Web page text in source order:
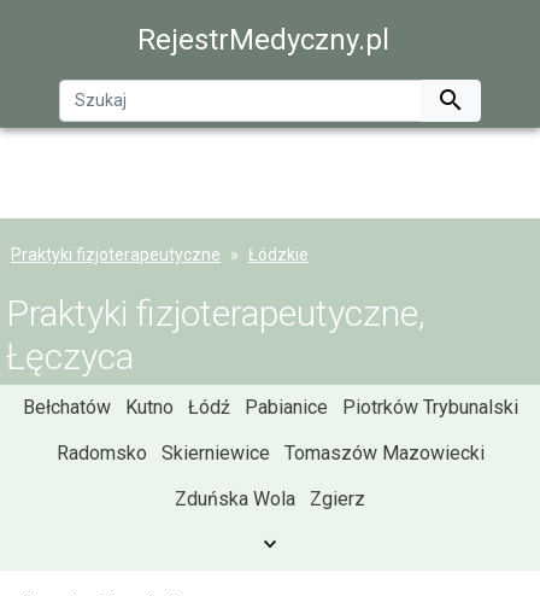
RejestrMedyczny.pl

Praktyki fizjoterapeutyczne Łódzkie
Praktyki fizjoterapeutyczne,
Łęczyca
Bełchatów Kutno Łódź Pabianice
Piotrków Trybunalski
Radomsko
Skierniewice
Tomaszów Mazowiecki
Zduńska Wola
Zgierz